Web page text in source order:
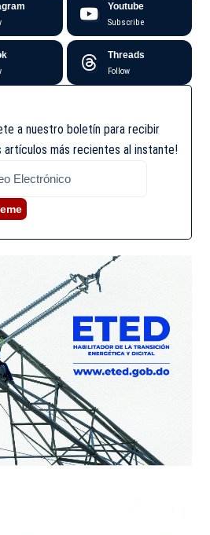
Youtube
Subscribe
Threads
Follow
a nuestro boletín para recibir
artículos más recientes al instante!